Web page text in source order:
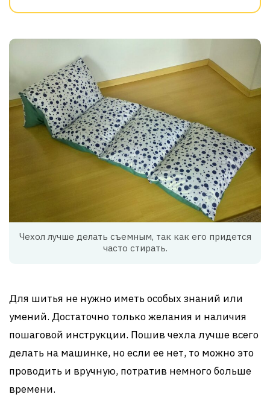
Чехол лучше делать съемным, так как его придется
часто стирать.
Для шитья не нужно иметь особых знаний или
умений. Достаточно только желания и наличия
пошаговой инструкции. Пошив чехла лучше всего
делать на машинке, но если ее нет, то можно это
проводить и вручную, потратив немного больше
времени.